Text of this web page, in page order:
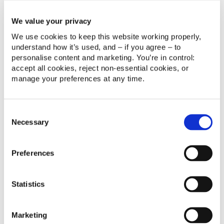
We value your privacy
We use cookies to keep this website working properly,
understand how it’s used, and – if you agree – to
personalise content and marketing. You’re in control:
accept all cookies, reject non‑essential cookies, or
manage your preferences at any time.
Selection
Necessary
Preferences
Statistics
Marketing
Speakers
Bob Mulder
Head of QA Sales & Success
Zendesk
Webinars que te pueden
interesar